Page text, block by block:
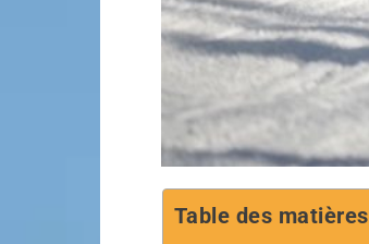
Table des matières